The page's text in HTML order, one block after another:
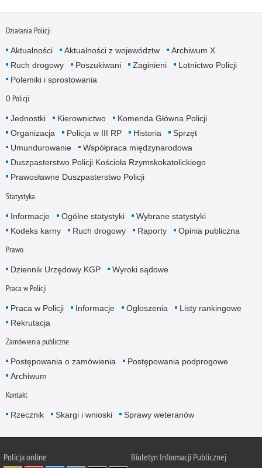
Działania Policji
Aktualności Aktualności z województw
Archiwum X
Ruch drogowy
Poszukiwani Zaginieni
Lotnictwo Policji
Polemiki i sprostowania
O Policji
Jednostki Kierownictwo
Komenda Główna Policji
Organizacja
Policja w III RP Historia
Sprzęt
Umundurowanie
Współpraca międzynarodowa
Duszpasterstwo Policji Kościoła Rzymskokatolickiego
Prawosławne Duszpasterstwo Policji
Statystyka
Informacje Ogólne statystyki
Wybrane statystyki
Kodeks karny
Ruch drogowy Raporty Opinia publiczna
Prawo
Dziennik Urzędowy KGP Wyroki sądowe
Praca w Policji
Praca w Policji Informacje Ogłoszenia
Listy rankingowe
Rekrutacja
Zamówienia publiczne
Postępowania o zamówienia
Postępowania podprogowe
Archiwum
Kontakt
Rzecznik Skargi i wnioski Sprawy weteranów
Policjaonline Biuletyn Informacji Publicznej